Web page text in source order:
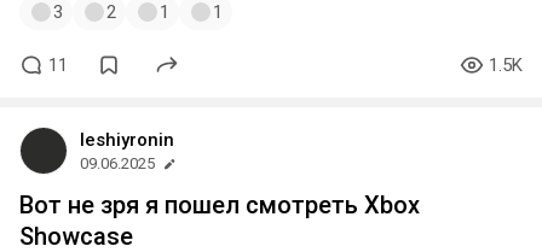
3 2 1 1
11 1.5K
leshiyronin
09.06.2025
Вот не зря я пошел смотреть Xbox
Showcase